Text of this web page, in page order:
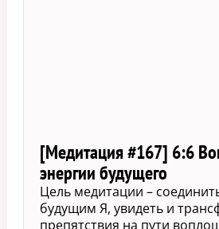
[Медитация #167] 6:6
энергии будущего
Цель медитации –
будущим Я, увидеть и
препятствия на пути